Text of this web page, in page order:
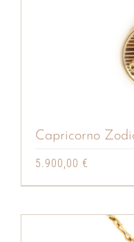
Capricorno
5.900,00 €